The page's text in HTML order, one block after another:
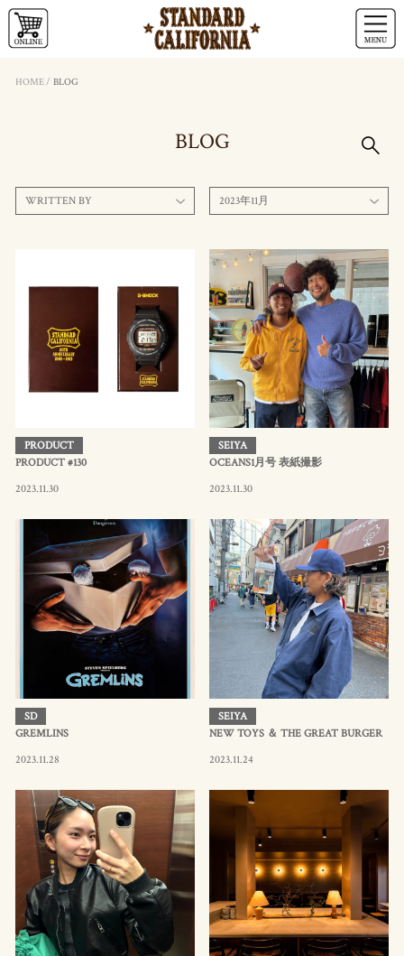
HOME/ BLOG
BLOG
WRITTEN BY 2023年11月
PRODUCT
PRODUCT #130
2023.11.30
SEIYA
OCEANS1月号 表紙撮影
2023.11.30
SD
GREMLINS
2023.11.28
SEIYA
NEW TOYS ＆ THE GREAT BURGER
2023.11.24